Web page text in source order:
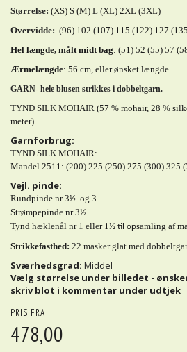
Størrelse: (XS) S (M) L (XL) 2XL (3XL)
Overvidde: (96) 102 (107) 115 (122) 127
Hel længde, målt midt bag: (51) 52 (55) 57
Ærmelængde: 56 cm, eller ønsket længde
GARN- hele blusen strikkes i dobbeltgarn.
TYND SILK MOHAIR (57 % mohair, 28 %
meter)
Garnforbrug:
TYND SILK MOHAIR:
Mandel 2511: (200) 225 (250) 275 (300) 325
Vejl. pinde:
Rundpinde nr 31⁄2 og 3
Strømpepinde nr 31⁄2
Tynd hæklenål nr 1 eller 1 1⁄2 til opsamling af
Strikkefasthed: 22 masker glat med
Sværhedsgrad: Middel
Vælg størrelse under billedet -
skriv blot i kommentar under udtjek
PRIS FRA
478,00